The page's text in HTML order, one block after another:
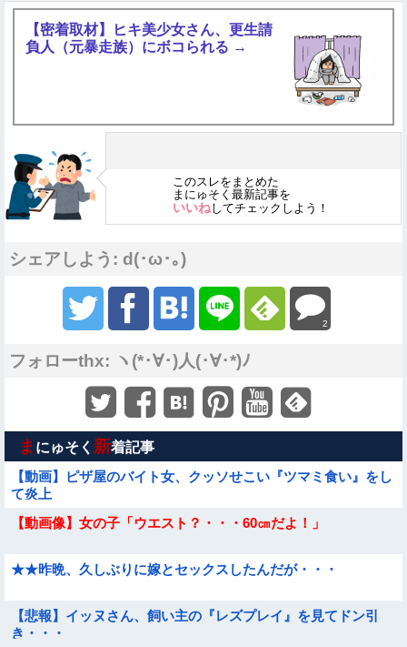
【密着取材】ヒキ美少女さん、更生請
負人（元暴走族）にボコられる →
このスレをまとめた
まにゅそく最新記事を
いいねしてチェックしよう！
シェアしよう: d(･ω･｡)
2
フォローthx: ヽ(*･∀･)人(･∀･*)ﾉ
ま にゅそく 新着記事
【動画】ピザ屋のバイト女、クッソせこい『ツマミ食い』をし
て炎上
【動画像】女の子「ウエスト？・・・60㎝だよ！」
★★昨晩、久しぶりに嫁とセックスしたんだが・・・
【悲報】イッヌさん、飼い主の『レズプレイ』を見てドン引
き・・・